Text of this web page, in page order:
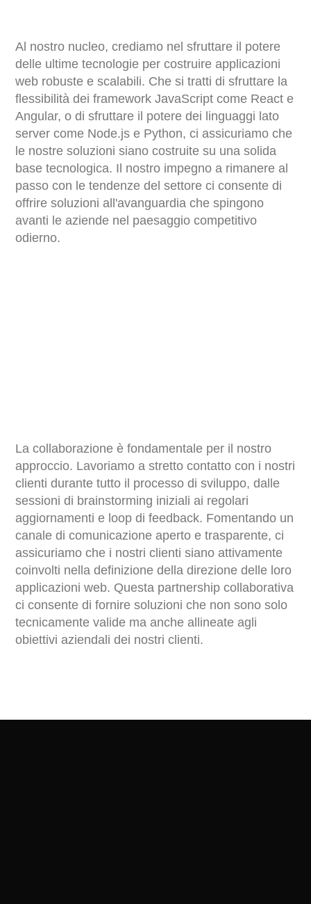
Al nostro nucleo, crediamo nel sfruttare il potere
delle ultime tecnologie per costruire applicazioni
web robuste e scalabili. Che si tratti di sfruttare la
flessibilità dei framework JavaScript come React e
Angular, o di sfruttare il potere dei linguaggi lato
server come Node.js e Python, ci assicuriamo che
le nostre soluzioni siano costruite su una solida
base tecnologica. Il nostro impegno a rimanere al
passo con le tendenze del settore ci consente di
offrire soluzioni all'avanguardia che spingono
avanti le aziende nel paesaggio competitivo
odierno.
La collaborazione è fondamentale per il nostro
approccio. Lavoriamo a stretto contatto con i nostri
clienti durante tutto il processo di sviluppo, dalle
sessioni di brainstorming iniziali ai regolari
aggiornamenti e loop di feedback. Fomentando un
canale di comunicazione aperto e trasparente, ci
assicuriamo che i nostri clienti siano attivamente
coinvolti nella definizione della direzione delle loro
applicazioni web. Questa partnership collaborativa
ci consente di fornire soluzioni che non sono solo
tecnicamente valide ma anche allineate agli
obiettivi aziendali dei nostri clienti.